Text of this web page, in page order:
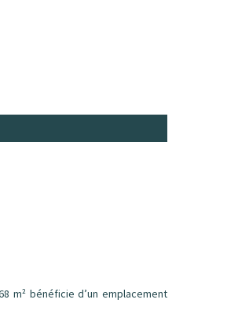
m² bénéficie d’un emplacement